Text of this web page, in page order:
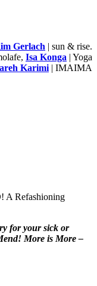
Gerlach | sun & rise.
Isa Konga | Yoga
Karimi | IMAIMA
A Refashioning
for your sick or
More is More –